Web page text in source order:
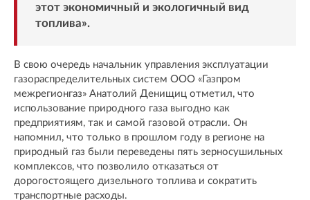
этот экономичный и экологичный вид
топлива».
В свою очередь начальник управления эксплуатации
газораспределительных систем ООО «Газпром
межрегионгаз» Анатолий Денищиц отметил, что
использование природного газа выгодно как
предприятиям, так и самой газовой отрасли. Он
напомнил, что только в прошлом году в регионе на
природный газ были переведены пять зерносушильных
комплексов, что позволило отказаться от
дорогостоящего дизельного топлива и сократить
транспортные расходы.